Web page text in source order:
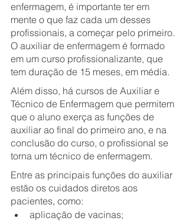
enfermagem, é importante ter em
mente o que faz cada um desses
profissionais, a começar pelo primeiro.
O auxiliar de enfermagem é formado
em um curso profissionalizante, que
tem duração de 15 meses, em média.
Além disso, há cursos de Auxiliar e
Técnico de Enfermagem que permitem
que o aluno exerça as funções de
auxiliar ao final do primeiro ano, e na
conclusão do curso, o profissional se
torna um técnico de enfermagem.
Entre as principais funções do auxiliar
estão os cuidados diretos aos
pacientes, como:
aplicação de vacinas;